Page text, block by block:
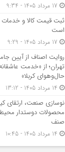
است
روایت اصناف از آیین
تهران؛ از «خدمت
حال‌وهوای کربلا»
نوسازی صنعت، ارتقای
محصولات دوستدار
صنف